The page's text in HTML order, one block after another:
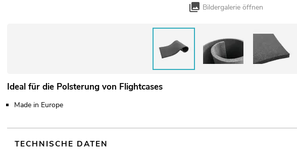
Bildergalerie öffnen
Ideal für die Polsterung von Flightcases
Made in Europe
TECHNISCHE DATEN